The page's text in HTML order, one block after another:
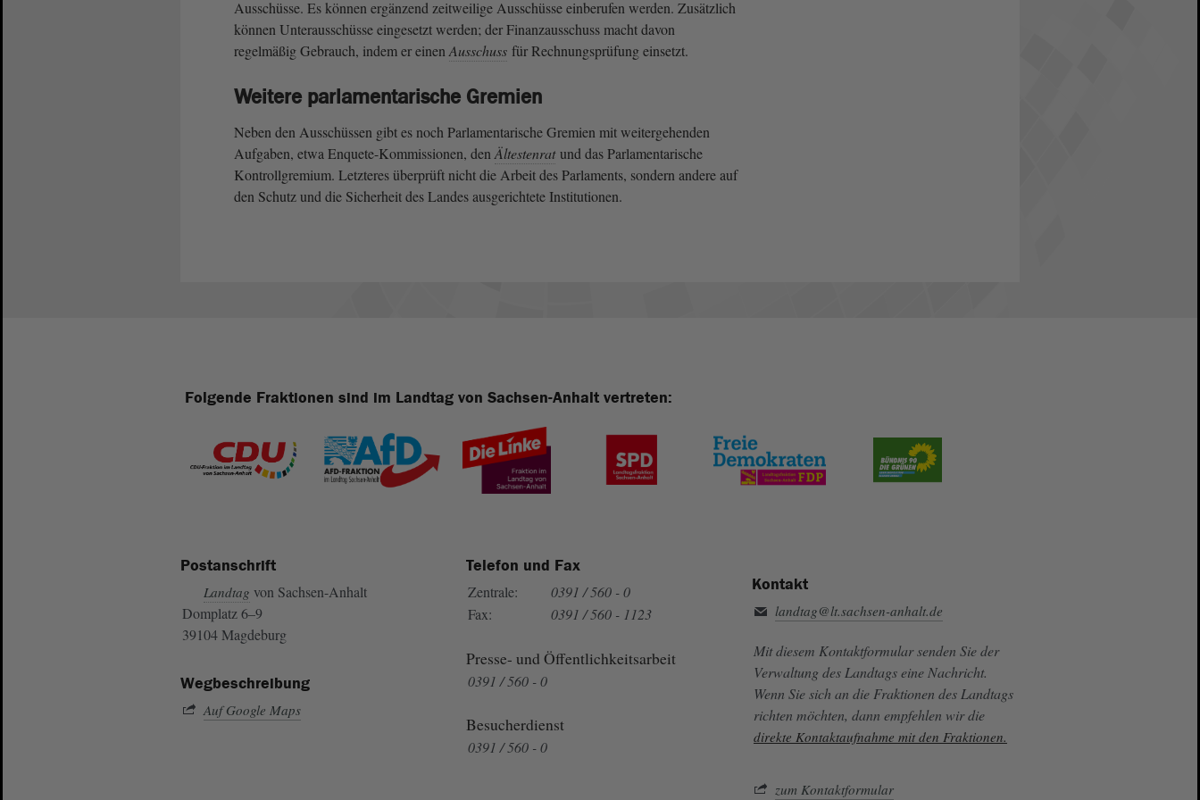
Ausschüsse. Es können ergänzend zeitweilige Ausschüsse einberufen werden. Zusätzlich
können Unterausschüsse eingesetzt werden; der Finanzausschuss macht davon
regelmäßig Gebrauch, indem er einen Ausschuss für Rechnungsprüfung einsetzt.
Weitere parlamentarische Gremien
Neben den Ausschüssen gibt es noch Parlamentarische Gremien mit weitergehenden
Aufgaben, etwa Enquete-Kommissionen, den Ältestenrat und das Parlamentarische
Kontrollgremium. Letzteres überprüft nicht die Arbeit des Parlaments, sondern andere auf
den Schutz und die Sicherheit des Landes ausgerichtete Institutionen.
Folgende Fraktionen sind im Landtag von Sachsen-Anhalt vertreten:
Postanschrift
Landtag von Sachsen-Anhalt
Domplatz 6–9
39104 Magdeburg
Wegbeschreibung
Auf Google Maps
Telefon und Fax
Zentrale:
0391 / 560 - 0
Fax:
0391 / 560 - 1123
Presse- und Öffentlichkeitsarbeit
0391 / 560 - 0
Besucherdienst
0391 / 560 - 0
Kontakt
landtag@lt.sachsen-anhalt.de
Mit diesem Kontaktformular senden Sie der
Verwaltung des Landtags eine Nachricht.
Wenn Sie sich an die Fraktionen des Landtags
richten möchten, dann empfehlen wir die
direkte Kontaktaufnahme mit den Fraktionen.
zum Kontaktformular